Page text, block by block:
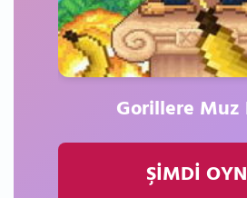
Gorillere Muz
ŞİMDİ